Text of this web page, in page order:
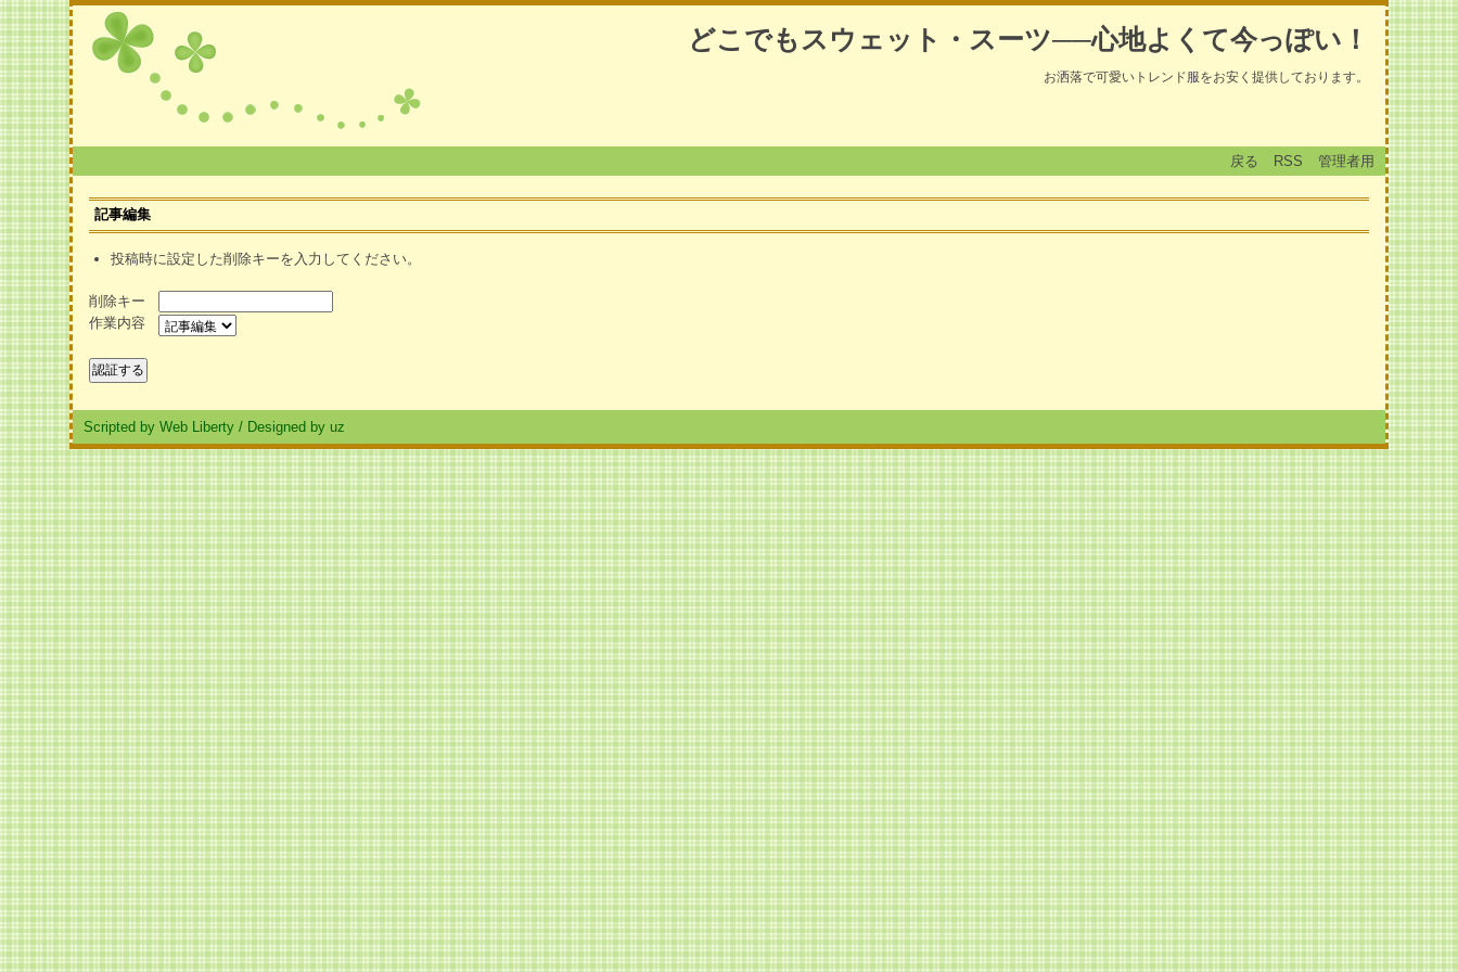
どこでもスウェット・スーツ──心地よくて今っぽい！
お洒落で可愛いトレンド服をお安く提供しております。
戻る RSS 管理者用
記事編集
投稿時に設定した削除キーを入力してください。
削除キー
作業内容
Scripted by Web Liberty / Designed by uz